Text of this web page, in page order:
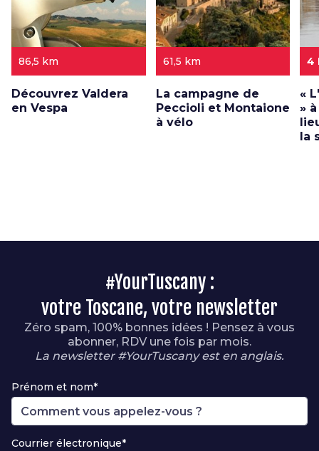
86,5 km
Découvrez Valdera
en Vespa
61,5 km
La campagne de
Peccioli et Montaione
à vélo
4
«
»
la
#YourTuscany :
votre Toscane, votre newsletter
Zéro spam, 100% bonnes idées ! Pensez à vous
abonner, RDV une fois par mois.
La newsletter #YourTuscany est en anglais.
Prénom et nom*
Courrier électronique*